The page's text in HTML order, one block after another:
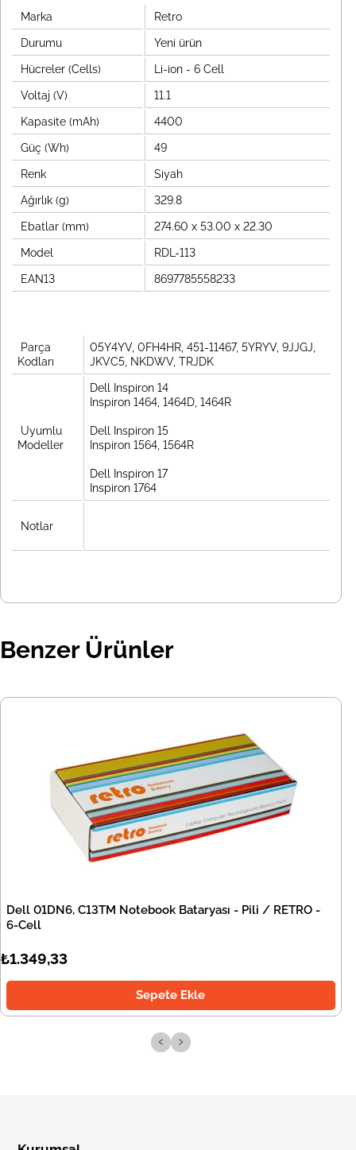
Marka Retro
Durumu Yeni ürün
Hücreler (Cells) Li-ion - 6 Cell
Voltaj (V) 11.1
Kapasite (mAh) 4400
Güç (Wh) 49
Renk Siyah
Ağırlık (g) 329.8
Ebatlar (mm) 274.60 x 53.00 x 22.30
Model RDL-113
EAN13 8697785558233
Parça
Kodları
05Y4YV, 0FH4HR, 451-11467, 5YRYV, 9JJGJ,
JKVC5, NKDWV, TRJDK
Uyumlu
Modeller
Dell Inspiron 14
Inspiron 1464, 1464D, 1464R
Dell Inspiron 15
Inspiron 1564, 1564R
Dell Inspiron 17
Inspiron 1764
Notlar
Benzer Ürünler
Dell 01DN6, C13TM Notebook Bataryası - Pili / RETRO -
6-Cell
₺1.349,33
Sepete Ekle
‹ ›